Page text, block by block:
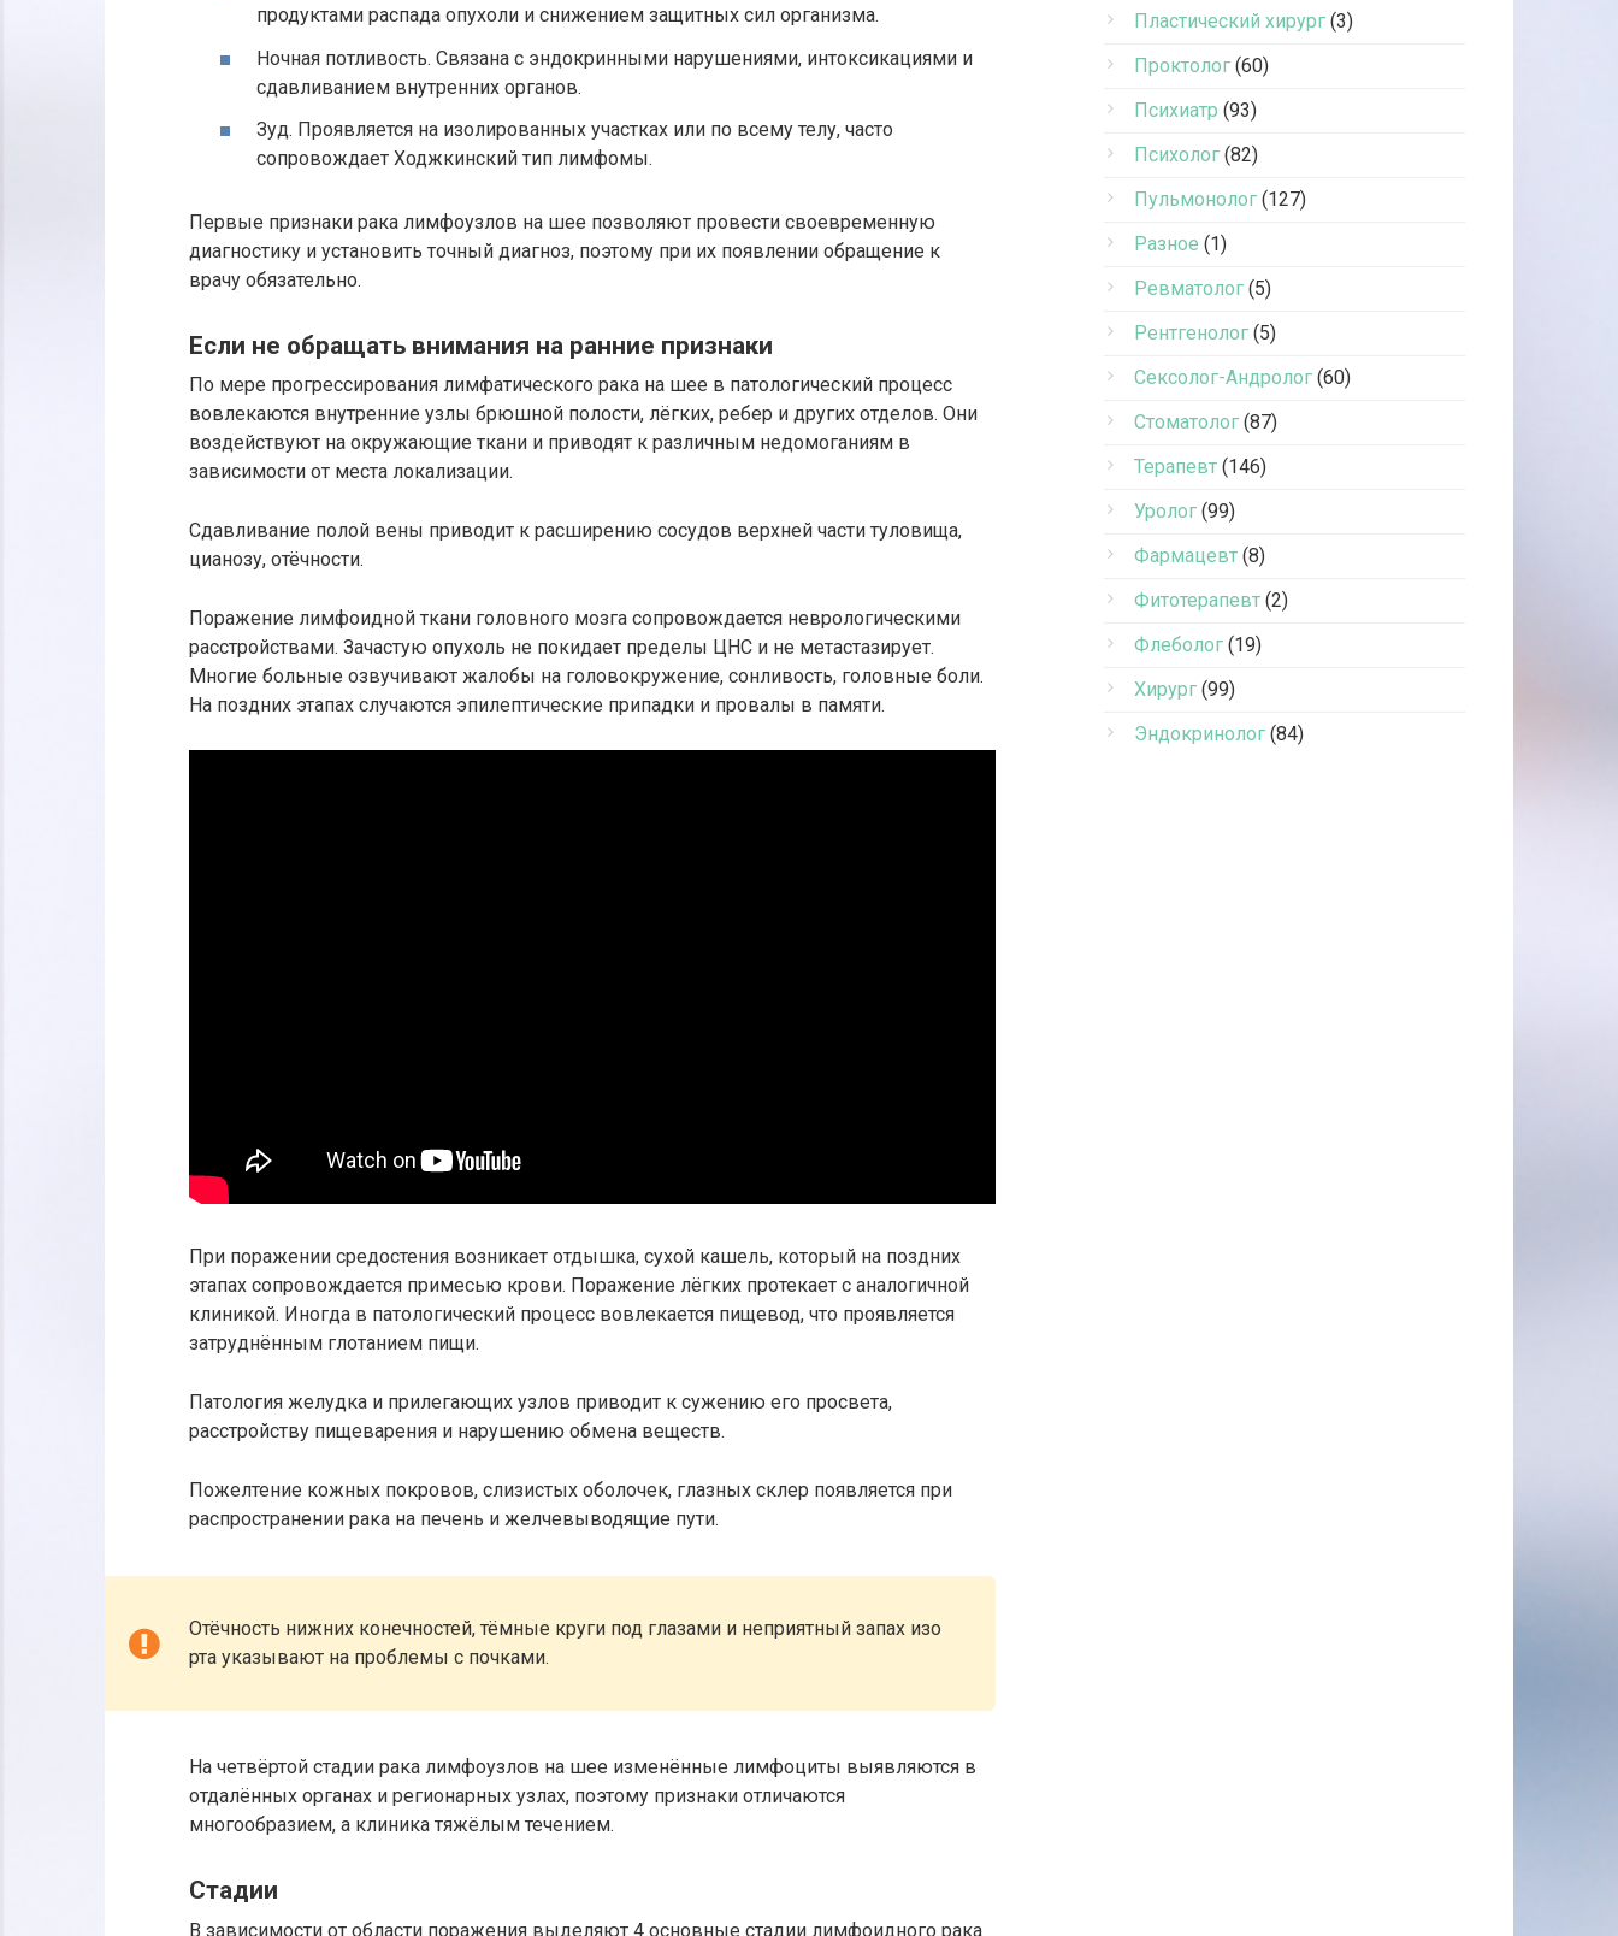
продуктами распада опухоли и снижением защитных сил организма.
Ночная потливость. Связана с эндокринными нарушениями, интоксикациями и
сдавливанием внутренних органов.
Зуд. Проявляется на изолированных участках или по всему телу, часто
сопровождает Ходжкинский тип лимфомы.
Первые признаки рака лимфоузлов на шее позволяют провести своевременную
диагностику и установить точный диагноз, поэтому при их появлении обращение к
врачу обязательно.
Если не обращать внимания на ранние признаки
По мере прогрессирования лимфатического рака на шее в патологический процесс
вовлекаются внутренние узлы брюшной полости, лёгких, ребер и других отделов. Они
воздействуют на окружающие ткани и приводят к различным недомоганиям в
зависимости от места локализации.
Сдавливание полой вены приводит к расширению сосудов верхней части туловища,
цианозу, отёчности.
Поражение лимфоидной ткани головного мозга сопровождается неврологическими
расстройствами. Зачастую опухоль не покидает пределы ЦНС и не метастазирует.
Многие больные озвучивают жалобы на головокружение, сонливость, головные боли.
На поздних этапах случаются эпилептические припадки и провалы в памяти.
При поражении средостения возникает отдышка, сухой кашель, который на поздних
этапах сопровождается примесью крови. Поражение лёгких протекает с аналогичной
клиникой. Иногда в патологический процесс вовлекается пищевод, что проявляется
затруднённым глотанием пищи.
Патология желудка и прилегающих узлов приводит к сужению его просвета,
расстройству пищеварения и нарушению обмена веществ.
Пожелтение кожных покровов, слизистых оболочек, глазных склер появляется при
распространении рака на печень и желчевыводящие пути.
Отёчность нижних конечностей, тёмные круги под глазами и неприятный запах изо
рта указывают на проблемы с почками.
На четвёртой стадии рака лимфоузлов на шее изменённые лимфоциты выявляются в
отдалённых органах и регионарных узлах, поэтому признаки отличаются
многообразием, а клиника тяжёлым течением.
Стадии
В зависимости от области поражения выделяют 4 основные стадии лимфоидного рака
Пластический хирург (3)
Проктолог (60)
Психиатр (93)
Психолог (82)
Пульмонолог (127)
Разное (1)
Ревматолог (5)
Рентгенолог (5)
Сексолог-Андролог (60)
Стоматолог (87)
Терапевт (146)
Уролог (99)
Фармацевт (8)
Фитотерапевт (2)
Флеболог (19)
Хирург (99)
Эндокринолог (84)